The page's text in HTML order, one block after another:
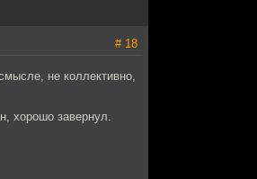
# 18
не коллективно,
хорошо завернул.